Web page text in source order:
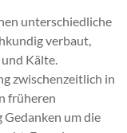
Besucher ist.
in sieben
der Technik.
auf einen
Sie lange
Von einem
,
unterschiedliche
verbaut,
Kälte.
zwischenzeitlich in
früheren
Gedanken um die